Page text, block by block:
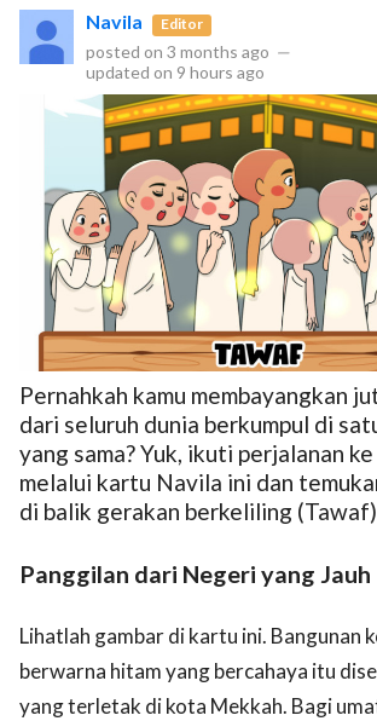
Navila Editor
posted on 3 months ago —
updated on 9 hours ago
Pernahkah kamu membayangkan
dari seluruh dunia berkumpul di
yang sama? Yuk, ikuti perjalanan
melalui kartu Navila ini dan
di balik gerakan berkeliling
Panggilan dari Negeri yang Jauh
Lihatlah gambar di kartu ini. Bangunan
berwarna hitam yang bercahaya itu
yang terletak di kota Mekkah. Bagi